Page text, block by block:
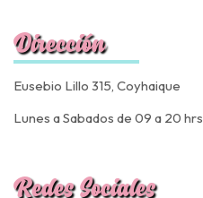
Dirección
Eusebio Lillo 315, Coyhaique
Lunes a Sabados de 09 a 20 hrs
Redes Sociales